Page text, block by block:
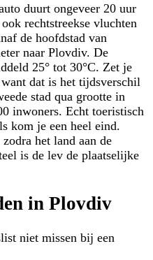
duurt ongeveer 20 uur
rechtstreekse vluchten
de hoofdstad van
naar Plovdiv. De
25° tot 30°C. Zet je
dat is het tijdsverschil
stad qua grootte in
inwoners. Echt toeristisch
kom je een heel eind.
het land aan de
is de lev de plaatselijke
in Plovdiv
niet missen bij een